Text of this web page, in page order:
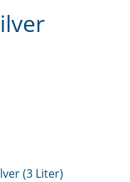
(3 Liter)